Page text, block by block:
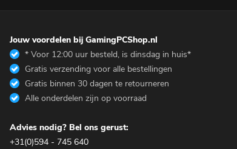
Jouw voordelen bij GamingPCShop.nl
* Voor 12:00 uur besteld, is dinsdag in huis*
Gratis verzending voor alle bestellingen
Gratis binnen 30 dagen te retourneren
Alle onderdelen zijn op voorraad
Advies nodig? Bel ons gerust:
+31(0)594 - 745 640